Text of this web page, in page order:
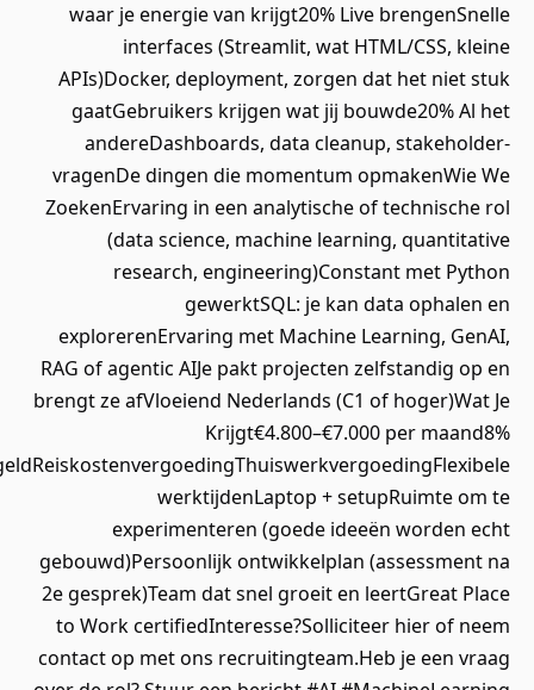
waar je energie van krijgt20% Live
interfaces (Streamlit, wat HTML/
APIs)Docker, deployment, zorgen dat het
gaatGebruikers krijgen wat jij
andereDashboards, data cleanup,
vragenDe dingen die momentum
ZoekenErvaring in een analytische of
(data science, machine learning,
research, engineering)Constant met
gewerktSQL: je kan data
explorerenErvaring met Machine Learning,
RAG of agentic AIJe pakt projecten
brengt ze afVloeiend Nederlands (C1 of
Krijgt€4.800–€7.000 per
werktijdenLaptop +
experimenteren (goede ideeën
gebouwd)Persoonlijk ontwikkelplan
2e gesprek)Team dat snel groeit en
to Work certifiedInteresse?Solliciteer hier
contact op met ons recruitingteam.Heb je